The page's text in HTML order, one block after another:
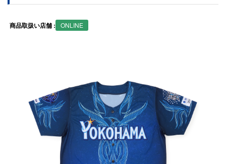
商品取扱い店舗 : ONLINE